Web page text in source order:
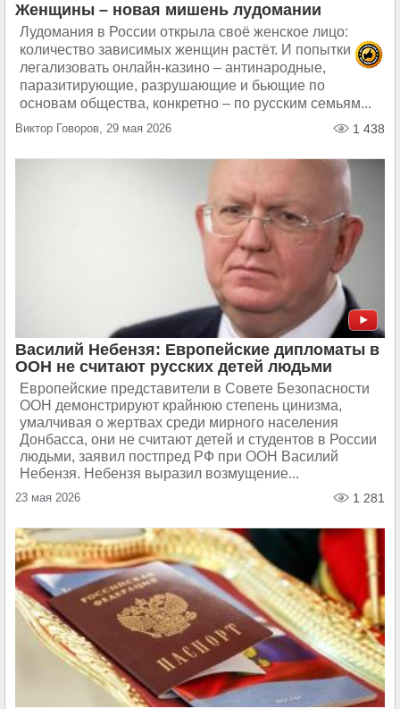
Женщины – новая мишень лудомании
Лудомания в России открыла своё женское лицо:
количество зависимых женщин растёт. И попытки
легализовать онлайн-казино – антинародные,
паразитирующие, разрушающие и бьющие по
основам общества, конкретно – по русским семьям...
Виктор Говоров, 29 мая 2026 1 438
Василий Небензя: Европейские дипломаты в
ООН не считают русских детей людьми
Европейские представители в Совете Безопасности
ООН демонстрируют крайнюю степень цинизма,
умалчивая о жертвах среди мирного населения
Донбасса, они не считают детей и студентов в России
людьми, заявил постпред РФ при ООН Василий
Небензя. Небензя выразил возмущение...
23 мая 2026 1 281